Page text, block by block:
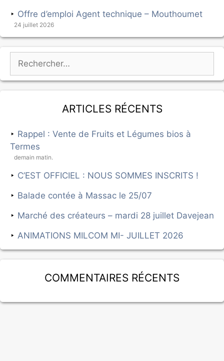
Offre d’emploi Agent technique – Mouthoumet
24 juillet 2026
Articles récents
Rappel : Vente de Fruits et Légumes bios à
Termes
demain matin.
C’EST OFFICIEL : NOUS SOMMES INSCRITS !
Balade contée à Massac le 25/07
Marché des créateurs – mardi 28 juillet Davejean
ANIMATIONS MILCOM MI- JUILLET 2026
Commentaires récents